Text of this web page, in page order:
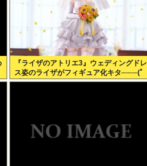
『ライザのアトリエ3』ウェディングドレ
ス姿のライザがフィギュア化キタ───(ﾟ
∀ﾟ)───!!!!!